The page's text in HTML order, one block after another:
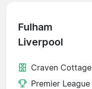
Fulham
Liverpool
Craven Cottage
Premier League